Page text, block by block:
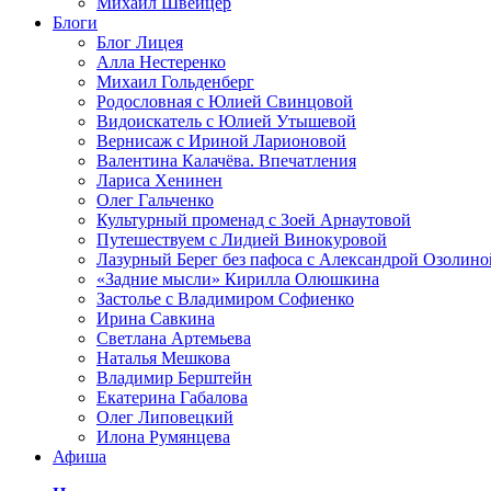
Блоги
Блог Лицея
Алла Нестеренко
Михаил Гольденберг
Родословная с Юлией Свинцовой
Видоискатель с Юлией Утышевой
Вернисаж с Ириной Ларионовой
Валентина Калачёва. Впечатления
Лариса Хенинен
Олег Гальченко
Культурный променад с Зоей Арнаутовой
Путешествуем с Лидией Винокуровой
Лазурный Берег без пафоса с Александрой
«Задние мысли» Кирилла Олюшкина
Застолье с Владимиром Софиенко
Ирина Савкина
Светлана Артемьева
Наталья Мешкова
Владимир Берштейн
Екатерина Габалова
Олег Липовецкий
Илона Румянцева
Афиша